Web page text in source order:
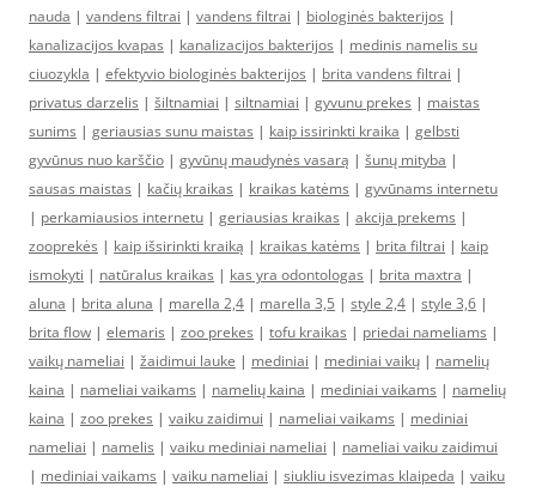
nauda | vandens filtrai | vandens filtrai | biologinės bakterijos |
kanalizacijos kvapas | kanalizacijos bakterijos | medinis namelis su
ciuozykla | efektyvio biologinės bakterijos | brita vandens filtrai |
privatus darzelis | šiltnamiai | siltnamiai | gyvunu prekes | maistas
sunims | geriausias sunu maistas | kaip issirinkti kraika | gelbsti
gyvūnus nuo karščio | gyvūnų maudynės vasarą | šunų mityba |
sausas maistas | kačių kraikas | kraikas katėms | gyvūnams internetu
| perkamiausios internetu | geriausias kraikas | akcija prekems |
zooprekės | kaip išsirinkti kraiką | kraikas katėms | brita filtrai | kaip
ismokyti | natūralus kraikas | kas yra odontologas | brita maxtra |
aluna | brita aluna | marella 2,4 | marella 3,5 | style 2,4 | style 3,6 |
brita flow | elemaris | zoo prekes | tofu kraikas | priedai nameliams |
vaikų nameliai | žaidimui lauke | mediniai | mediniai vaikų | namelių
kaina | nameliai vaikams | namelių kaina | mediniai vaikams | namelių
kaina | zoo prekes | vaiku zaidimui | nameliai vaikams | mediniai
nameliai | namelis | vaiku mediniai nameliai | nameliai vaiku zaidimui
| mediniai vaikams | vaiku nameliai | siukliu isvezimas klaipeda | vaiku